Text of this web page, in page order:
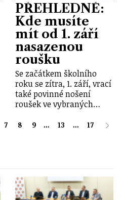
PŘEHLEDNĚ:
Kde musíte
mít od 1. září
nasazenou
roušku
Se začátkem školního
roku se zítra, 1. září, vrací
také povinné nošení
roušek ve vybraných…
7 8 9 ... 13 ... 17